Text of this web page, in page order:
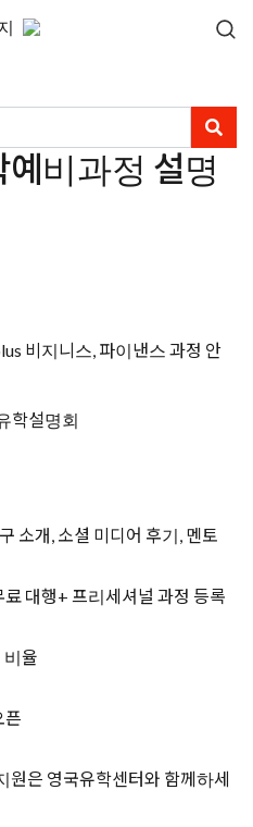
비과정 설명
비지니스, 파이낸스 과정 안
학설명회
소개, 소셜 미디어 후기, 멘토
대행+ 프리세셔널 과정 등록
비율
픈
원은 영국유학센터와 함께하세